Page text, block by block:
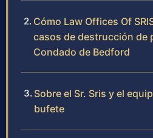
Cómo Law Offices Of
casos de destrucción de
Condado de Bedford
Sobre el Sr. Sris y el
bufete